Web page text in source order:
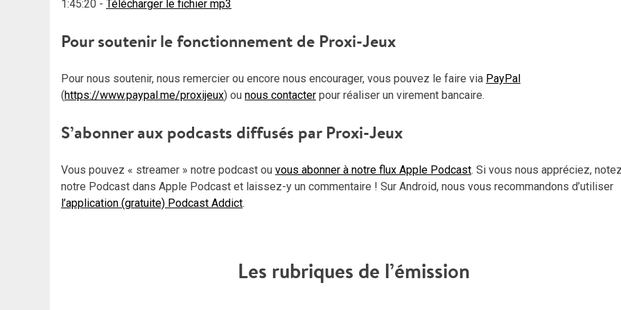
1:45:20 - Télécharger le fichier mp3
Pour soutenir le fonctionnement de Proxi-Jeux
Pour nous soutenir, nous remercier ou encore nous encourager, vous pouvez le faire via PayPal
(https://www.paypal.me/proxijeux) ou nous contacter pour réaliser un virement bancaire.
S’abonner aux podcasts diffusés par Proxi-Jeux
Vous pouvez « streamer » notre podcast ou vous abonner à notre flux Apple Podcast. Si vous nous appréciez, notez
notre Podcast dans Apple Podcast et laissez-y un commentaire ! Sur Android, nous vous recommandons d’utiliser
l’application (gratuite) Podcast Addict.
Les rubriques de l’émission